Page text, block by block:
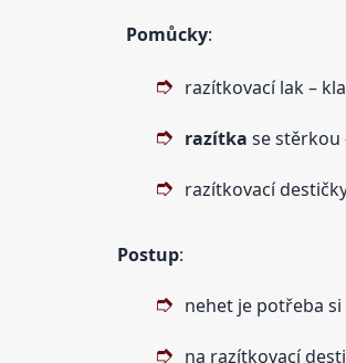
Pomůcky:
razítkovací lak –
razítka se stěrkou
razítkovací
Postup:
nehet je potřeba
na razítkovací